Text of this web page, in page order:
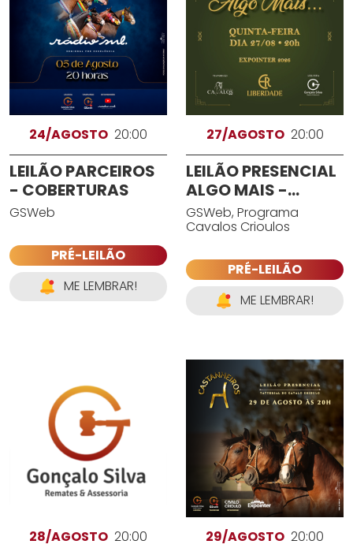
24/AGOSTO 20:00
LEILÃO PARCEIROS
- COBERTURAS
GSWeb
PRÉ-LEILÃO
ME LEMBRAR!
27/AGOSTO 20:00
LEILÃO PRESENCIAL
ALGO MAIS -
ESTANCIA
LIBERDADE
GSWeb, Programa
Cavalos Crioulos
PRÉ-LEILÃO
ME LEMBRAR!
28/AGOSTO 20:00 29/AGOSTO 20:00